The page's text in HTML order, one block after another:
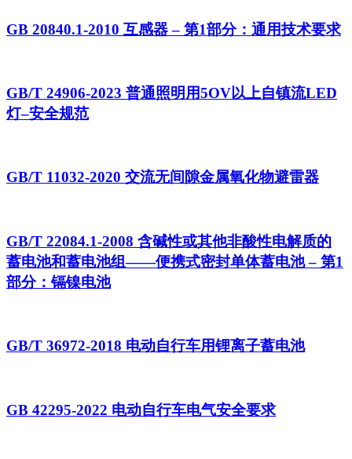
GB 20840.1-2010 互感器 – 第1部分：通用技术要求
GB/T 24906-2023 普通照明用5OV以上自镇流LED
灯–安全规范
GB/T 11032-2020 交流无间隙金属氧化物避雷器
GB/T 22084.1-2008 含碱性或其他非酸性电解质的
蓄电池和蓄电池组——便携式密封单体蓄电池 – 第1
部分：镉镍电池
GB/T 36972-2018 电动自行车用锂离子蓄电池
GB 42295-2022 电动自行车电气安全要求